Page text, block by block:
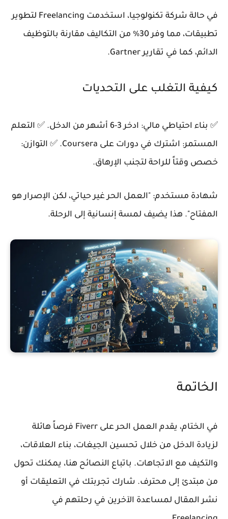
في حالة شركة تكنولوجيا، استخدمت Freelancing لتطوير
تطبيقات، مما وفر 30% من التكاليف مقارنة بالتوظيف
الدائم، كما في تقارير Gartner.
كيفية التغلب على التحديات
✅ بناء احتياطي مالي: ادخر 3-6 أشهر من الدخل. ✅ التعلم
المستمر: اشترك في دورات على Coursera. ✅ التوازن:
خصص وقتاً للراحة لتجنب الإرهاق.
شهادة مستخدم: "العمل الحر غير حياتي، لكن الإصرار هو
المفتاح". هذا يضيف لمسة إنسانية إلى الرحلة.
الخاتمة
في الختام، يقدم العمل الحر على Fiverr فرصاً هائلة
لزيادة الدخل من خلال تحسين الجيغات، بناء العلاقات،
والتكيف مع الاتجاهات. باتباع النصائح هنا، يمكنك تحول
من مبتدئ إلى محترف. شارك تجربتك في التعليقات أو
نشر المقال لمساعدة الآخرين في رحلتهم في